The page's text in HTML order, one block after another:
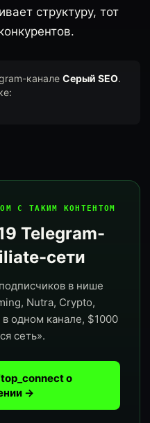
структуру, тот
канале Серый SEO.
С ТАКИМ КОНТЕНТОМ
Telegram-
сети
в нише
Nutra, Crypto,
в одном канале, $1000
сеть».
о
→